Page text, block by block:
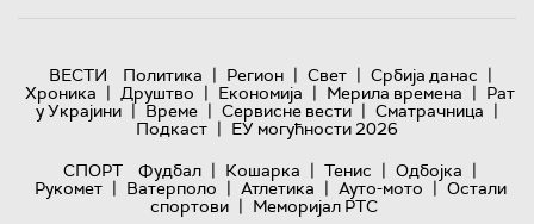
ВЕСТИ Политика | Регион | Свет | Србија данас |
Хроника | Друштво | Економија | Мерила времена | Рат
у Украјини | Време | Сервисне вести | Сматрачница |
Подкаст | ЕУ могућности 2026
СПОРТ
Фудбал | Кошарка | Тенис | Одбојка |
Рукомет | Ватерполо | Атлетика | Ауто-мото | Остали
спортови | Меморијал РТС